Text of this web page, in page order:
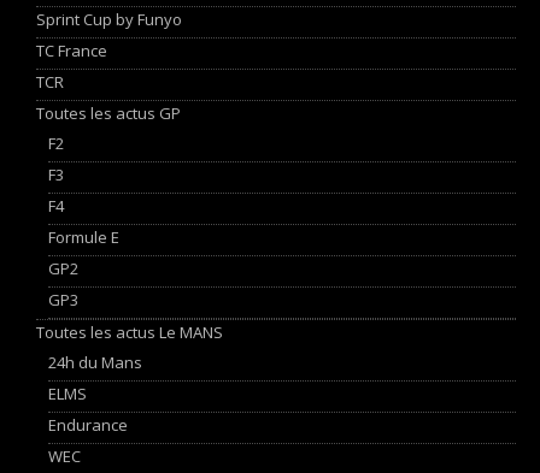
Sprint Cup by Funyo
TC France
TCR
Toutes les actus GP
F2
F3
F4
Formule E
GP2
GP3
Toutes les actus Le MANS
24h du Mans
ELMS
Endurance
WEC